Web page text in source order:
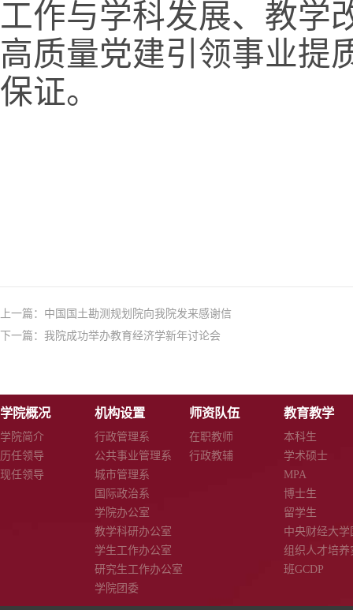
工作与学科发展、教学
高质量党建引领事业提
保证。
上一篇： 中国国土勘测规划院向我院发来感谢信
下一篇： 我院成功举办教育经济学新年讨论会
学院概况
学院简介
历任领导
现任领导
机构设置
行政管理系
公共事业管理系
城市管理系
国际政治系
学院办公室
教学科研办公室
学生工作办公室
研究生工作办公室
学院团委
师资队伍
在职教师
行政教辅
教育教学
本科生
学术硕士
MPA
博士生
留学生
中央财经大学
组织人才培养
班GCDP